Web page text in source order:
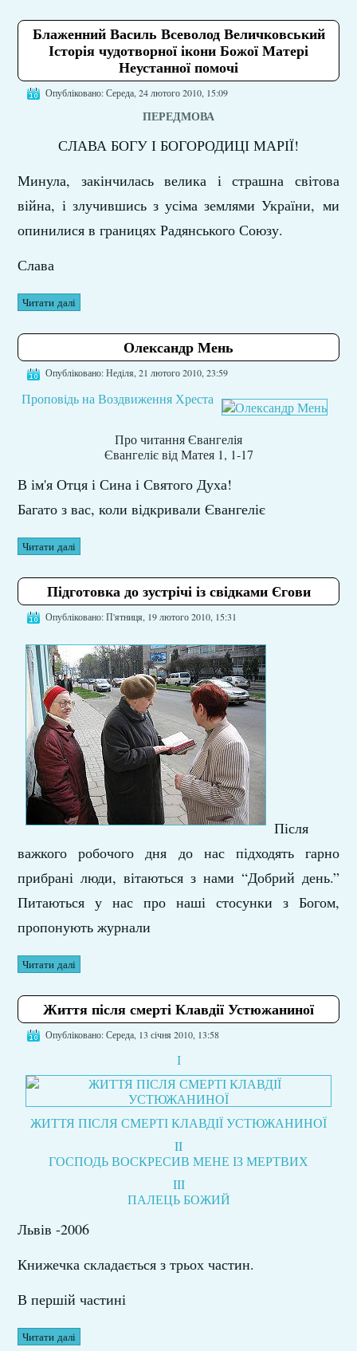
Блаженний Василь Всеволод Величковський
Історія чудотворної ікони Божої Матері
Неустанної помочі
Опубліковано: Середа, 24 лютого 2010, 15:09
ПЕРЕДМОВА
СЛАВА БОГУ І БОГОРОДИЦІ МАРІЇ!
Минула, закінчилась велика і страшна світова
війна, і злучившись з усіма землями України, ми
опинилися в границях Радянського Союзу.
Слава
Читати далі
Олександр Мень
Опубліковано: Неділя, 21 лютого 2010, 23:59
Проповідь на Воздвиження Хреста
Про читання Євангелія
Євангеліє від Матея 1, 1-17
В ім'я Отця і Сина і Святого Духа!
Багато з вас, коли відкривали Євангеліє
Читати далі
Підготовка до зустрічі із свідками Єгови
Опубліковано: П'ятниця, 19 лютого 2010, 15:31
Після
важкого робочого дня до нас підходять гарно
прибрані люди, вітаються з нами “Добрий день.”
Питаються у нас про наші стосунки з Богом,
пропонують журнали
Читати далі
Життя після смерті Клавдії Устюжаниної
Опубліковано: Середа, 13 січня 2010, 13:58
І
ЖИТТЯ ПІСЛЯ СМЕРТІ КЛАВДІЇ УСТЮЖАНИНОЇ
II
ГОСПОДЬ ВОСКРЕСИВ МЕНЕ ІЗ МЕРТВИХ
III
ПАЛЕЦЬ БОЖИЙ
Львів -2006
Книжечка складається з трьох частин.
В першій частині
Читати далі